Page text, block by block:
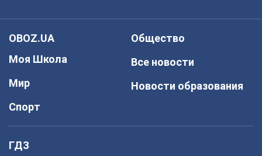
OBOZ.UA
Моя Школа
Мир
Спорт
Общество
Все новости
Новости образования
ГДЗ